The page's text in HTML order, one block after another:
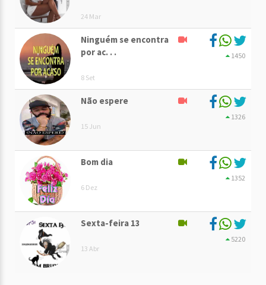
24 Mar
Ninguém se encontra
por ac. . .
8 Set
1450
Não espere
15 Jun
1326
Bom dia
6 Dez
1352
Sexta-feira 13
13 Abr
5220